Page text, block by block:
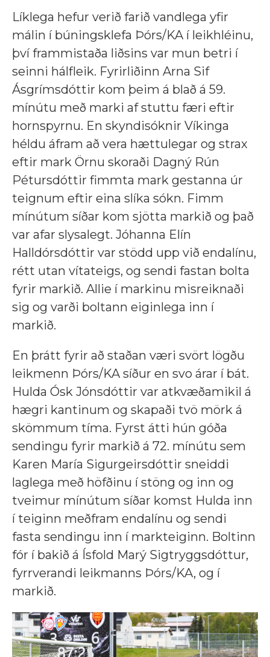
Líklega hefur verið farið vandlega yfir
málin í búningsklefa Þórs/KA í leikhléinu,
því frammistaða liðsins var mun betri í
seinni hálfleik. Fyrirliðinn Arna Sif
Ásgrímsdóttir kom þeim á blað á 59.
mínútu með marki af stuttu færi eftir
hornspyrnu. En skyndisóknir Víkinga
héldu áfram að vera hættulegar og strax
eftir mark Örnu skoraði Dagný Rún
Pétursdóttir fimmta mark gestanna úr
teignum eftir eina slíka sókn. Fimm
mínútum síðar kom sjötta markið og það
var afar slysalegt. Jóhanna Elín
Halldórsdóttir var stödd upp við endalínu,
rétt utan vítateigs, og sendi fastan bolta
fyrir markið. Allie í markinu misreiknaði
sig og varði boltann eiginlega inn í
markið.
En þrátt fyrir að staðan væri svört lögðu
leikmenn Þórs/KA síður en svo árar í bát.
Hulda Ósk Jónsdóttir var atkvæðamikil á
hægri kantinum og skapaði tvö mörk á
skömmum tíma. Fyrst átti hún góða
sendingu fyrir markið á 72. mínútu sem
Karen María Sigurgeirsdóttir sneiddi
laglega með höfðinu í stöng og inn og
tveimur mínútum síðar komst Hulda inn
í teiginn meðfram endalínu og sendi
fasta sendingu inn í markteiginn. Boltinn
fór í bakið á Ísfold Marý Sigtryggsdóttur,
fyrrverandi leikmanns Þórs/KA, og í
markið.